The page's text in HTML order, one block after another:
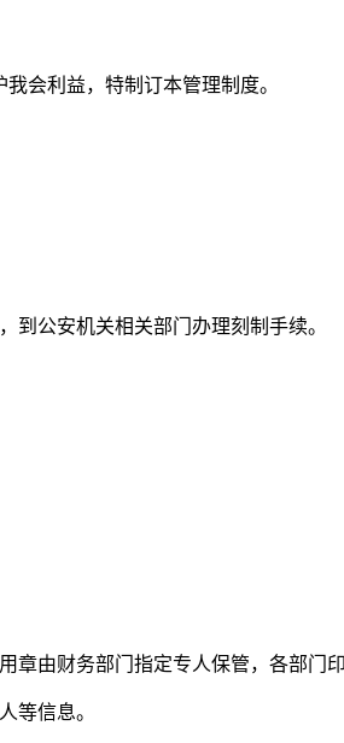
会利益，特制订本管理制度。
到公安机关相关部门办理刻制手续。
由财务部门指定专人保管，各部门
等信息。